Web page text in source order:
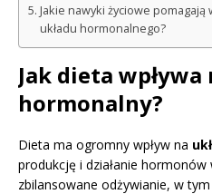
Jakie nawyki życiowe
układu hormonalnego?
Jak dieta wpływa
hormonalny?
Dieta ma ogromny wpływ na
produkcję i działanie
zbilansowane odżywianie, w